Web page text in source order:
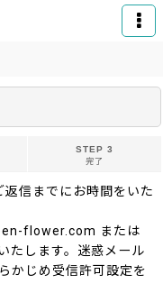
STEP 3
完了
信までにお時間をいた
flower.com または
します。迷惑メール
かじめ受信許可設定を